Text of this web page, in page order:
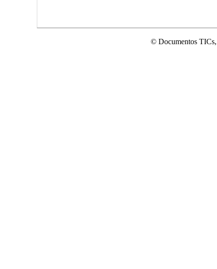
© Documentos